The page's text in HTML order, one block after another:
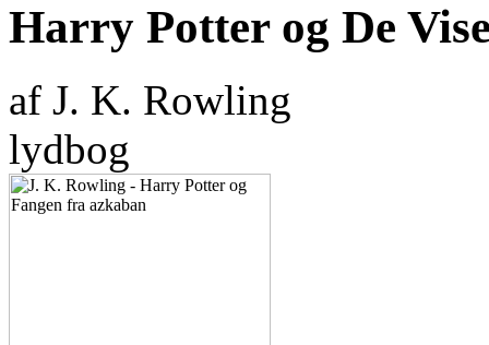
Harry Potter og De
af J. K. Rowling
lydbog